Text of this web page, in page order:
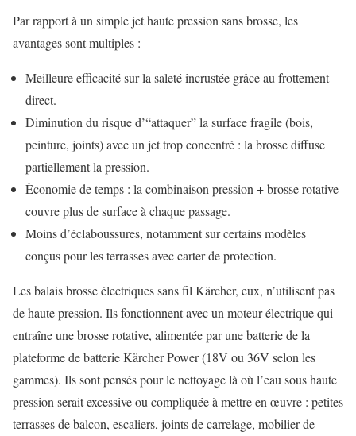
Par rapport à un simple jet haute pression sans brosse, les
avantages sont multiples :
Meilleure efficacité sur la saleté incrustée grâce au frottement
direct.
Diminution du risque d’“attaquer” la surface fragile (bois,
peinture, joints) avec un jet trop concentré : la brosse diffuse
partiellement la pression.
Économie de temps : la combinaison pression + brosse rotative
couvre plus de surface à chaque passage.
Moins d’éclaboussures, notamment sur certains modèles
conçus pour les terrasses avec carter de protection.
Les balais brosse électriques sans fil Kärcher, eux, n’utilisent pas
de haute pression. Ils fonctionnent avec un moteur électrique qui
entraîne une brosse rotative, alimentée par une batterie de la
plateforme de batterie Kärcher Power (18V ou 36V selon les
gammes). Ils sont pensés pour le nettoyage là où l’eau sous haute
pression serait excessive ou compliquée à mettre en œuvre : petites
terrasses de balcon, escaliers, joints de carrelage, mobilier de